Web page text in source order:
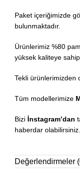
Paket içeriğimizde
bulunmaktadır.
Ürünlerimiz %80
yüksek kaliteye
Tekli ürünlerimizden
Tüm modellerimize
Bizi İnstagram’dan
haberdar olabilirsiniz.
Değerlendirmeler